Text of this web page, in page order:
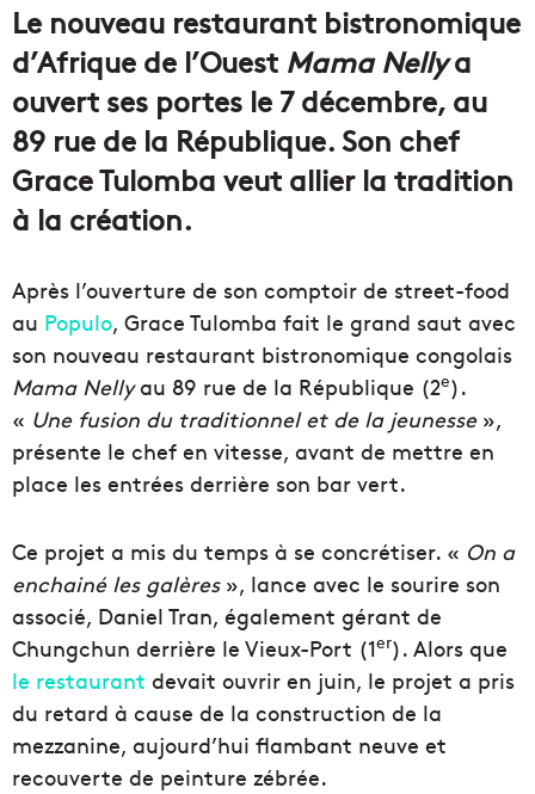
Le nouveau restaurant bistronomique
d’Afrique de l’Ouest Mama Nellya
ouvert ses portes le 7 décembre, au
89 rue de la République. Son chef
Grace Tulomba veut allier la tradition
à la création.
Après l’ouverture de son comptoir de street-food
au Populo, Grace Tulomba fait le grand saut avec
son nouveau restaurant bistronomique congolais
Mama Nellyau 89 rue de la République (2e).
« Une fusion du traditionnel et de la jeunesse»,
présente le chef en vitesse, avant de mettre en
place les entrées derrière son bar vert.
Ce projet a mis du temps à se concrétiser. « On a
enchainé les galères», lance avec le sourire son
associé, Daniel Tran, également gérant de
Chungchun derrière le Vieux-Port (1er). Alors que
le restaurant devait ouvrir en juin, le projet a pris
du retard à cause de la construction de la
mezzanine, aujourd’hui flambant neuve et
recouverte de peinture zébrée.